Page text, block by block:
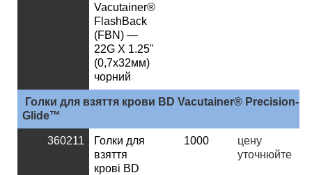
Vacutainer®
FlashBack
(FBN) —
22G X 1.25"
(0,7х32мм)
чорний
Голки для взяття крови BD Vacutainer® Precision-
Glide™
360211
Голки для
взяття
крові BD
1000 цену
уточнюйте